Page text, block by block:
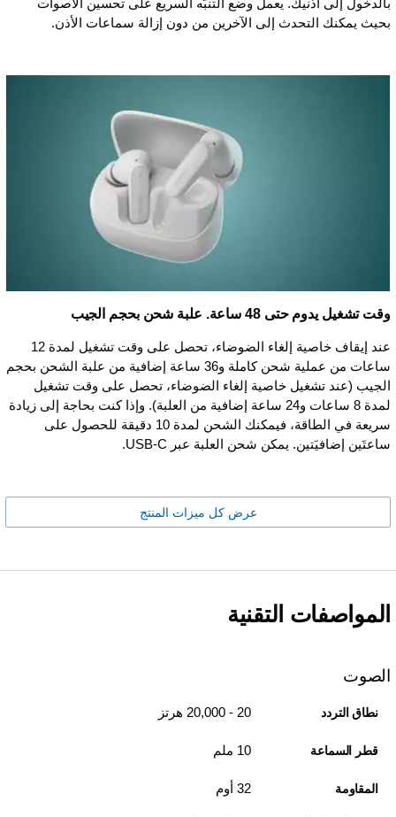
بحيث يمكنك التحدث إلى الآخرين من دون إزالة سماعات الأذن.
وقت تشغيل يدوم حتى 48 ساعة. علبة شحن بحجم الجيب
عند إيقاف خاصية إلغاء الضوضاء، تحصل على وقت تشغيل لمدة 12
ساعات من عملية شحن كاملة و36 ساعة إضافية من علبة الشحن بحجم
الجيب (عند تشغيل خاصية إلغاء الضوضاء، تحصل على وقت تشغيل
لمدة 8 ساعات و24 ساعة إضافية من العلبة). وإذا كنت بحاجة إلى زيادة
سريعة في الطاقة، فيمكنك الشحن لمدة 10 دقيقة للحصول على
ساعتَين إضافيَتين. يمكن شحن العلبة عبر USB-C.
عرض كل ميزات المنتج
المواصفات التقنية
الصوت
نطاق التردد 20 - 20,000 هرتز
قطر السماعة 10 ملم
المقاومة 32 أوم